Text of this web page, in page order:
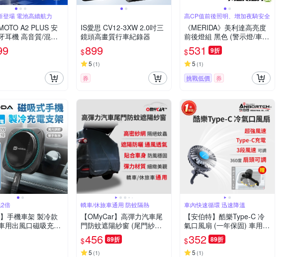
登場 電池高續航力
A2 PLUS 安
耳機 高音質/混音/
/防水/無線對講-快
IS愛思 CV12-3XW 2.0吋三
鏡頭高畫質行車紀錄器
$899
5 (1)
券
高CP值前後照明、增加夜騎安全
《MERIDA》美利達高亮度
前後燈組 黑色 (警示燈/車
燈/夜騎/安全/自行車/單車 )
$531 9折
5 (1)
挑戰低價 券
倍
】手機車架 製冷款
用出風口磁吸充電
支援MagSafe
轎車/休旅車通用 防蚊隔熱
【OMyCar】高彈力汽車尾
門防蚊遮陽紗窗 (尾門紗窗
車用蚊帳 汽車防蚊帳 車宿
車露)
$456 89折
5 (1)
車內快速循環 迅速降溫
【安伯特】酷樂Type-C 冷
氣口風扇 (一年保固) 車用電
扇 車用電風扇 買就送椅背
支架
$352 89折
5 (1)